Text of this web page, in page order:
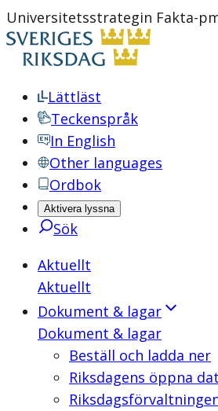
Universitetsstrategin Fakta-pm
Lättläst
Teckenspråk
In English
Other languages
Ordbok
Aktivera lyssna
Sök
Aktuellt
Aktuellt
Dokument & lagar
Dokument & lagar
Beställ och ladda ner
Riksdagens öppna